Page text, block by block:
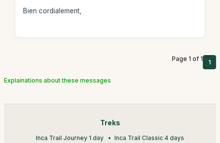
Bien cordialement,
Page 1 of 1 1
Explainations about these messages
Treks
Inca Trail Journey 1 day Inca Trail Classic 4 days